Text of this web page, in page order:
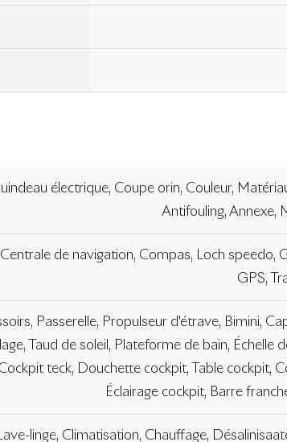
électrique, Coupe orin, Couleur,
Antifouling, Annexe,
de navigation, Compas, Loch speedo,
GPS,
Passerelle, Propulseur d'étrave, Bimini,
Taud de soleil, Plateforme de bain, Échelle
teck, Douchette cockpit, Table cockpit,
Éclairage cockpit, Barre
linge, Climatisation, Chauffage,